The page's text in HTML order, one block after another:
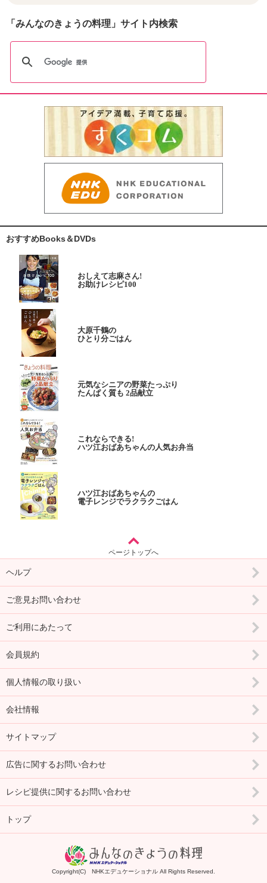
「みんなのきょうの料理」サイト内検索
おすすめBooks＆DVDs
おしえて志麻さん!
お助けレシピ100
大原千鶴の
ひとり分ごはん
元気なシニアの野菜たっぷり
たんぱく質も 2品献立
これならできる!
ハツ江おばあちゃんの人気お弁当
ハツ江おばあちゃんの
電子レンジでラクラクごはん
ページトップへ
ヘルプ
ご意見お問い合わせ
ご利用にあたって
会員規約
個人情報の取り扱い
会社情報
サイトマップ
広告に関するお問い合わせ
レシピ提供に関するお問い合わせ
トップ
Copyright(C) NHKエデュケーショナル All Rights Reserved.